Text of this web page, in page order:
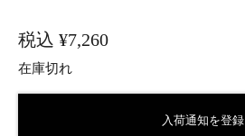
入荷通知を登録
税込 ¥7,260
在庫切れ